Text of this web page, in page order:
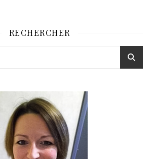
RECHERCHER